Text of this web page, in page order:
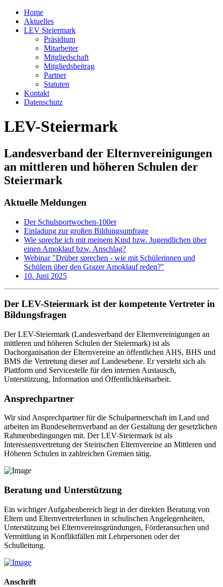
Home
Aktuelles
LEV Steiermark
Präsidium
Mitarbeiter
Mitgliedschaft
Mitgliedsbeitrag
Partner
Statuten
Kontakt
Datenschutz
LEV-Steiermark
Landesverband der Elternvereinigungen
an mittleren und höheren Schulen der
Steiermark
Aktuelle Meldungen
Der Schulsportwochen-100er
Einladung zur großen Bildungsumfrage
Wie spreche ich mit meinem Kind bzw. Jugendlichen über
einen Amoklauf bzw. Anschlag?
Webinar "Drüber sprechen - wie mit Schülerinnen und
Schülern über den Grazer Amoklauf reden?"
10. Juni 2025
Der LEV-Steiermark ist der kompetente Vertreter in
Bildungsfragen
Der LEV-Steiermark (Landesverband der Elternvereinigungen an
mittleren und höheren Schulen der Steiermark) ist als
Dachorganisation der Elternvereine an öffentlichen AHS, BHS und
BMS die Vertretung dieser auf Landesebene. Er versteht sich als
Plattform und Servicestelle für den internen Austausch,
Unterstützung, Information und Öffentlichkeitsarbeit.
Ansprechpartner
Wir sind Ansprechpartner für die Schulpartnerschaft im Land und
arbeiten im Bundeselternverband an der Gestaltung der gesetzlichen
Rahmenbedingungen mit. Der LEV-Steiermark ist als
Interessensvertretung der Steirischen Elternvereine an Mittleren und
Höheren Schulen in zahlreichen Gremien tätig.
Beratung und Unterstützung
Ein wichtiger Aufgabenbereich liegt in der direkten Beratung von
Eltern und ElternvertreterInnen in schulischen Angelegenheiten,
Unterstützung bei Elternvereinsgründungen, Förderansuchen und
Vermittlung in Konfliktfällen mit Lehrpersonen oder der
Schulleitung.
Anschrift